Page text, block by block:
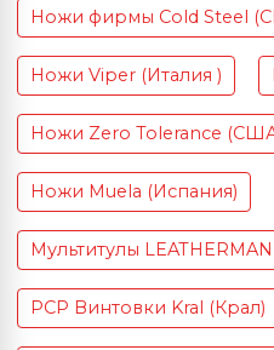
Ножи фирмы Cold Steel
Ножи Viper (Италия )
Ножи Zero Tolerance
Ножи Muela (Испания)
Мультитулы
PCP Винтовки Kral (Крал)